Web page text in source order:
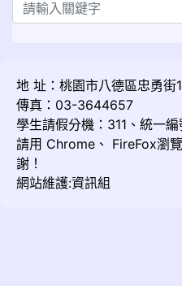
地 址：桃園市八德區忠勇
傳真：03-3644657
學生請假分機：311、統一
請用 Chrome 、 FireFox瀏
謝！
網站維護:資訊組